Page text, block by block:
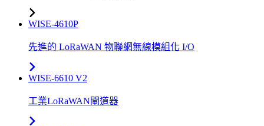
WISE-4610P
先進的 LoRaWAN 物聯網無線模組化 I/O
WISE-6610 V2
工業LoRaWAN閘道器